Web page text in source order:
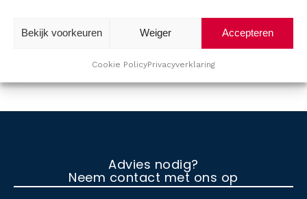
Accepteren
Weiger
Bekijk voorkeuren
Cookie PolicyPrivacyverklaring
Ga terug naar het overzicht
Advies nodig?
Neem contact met ons op